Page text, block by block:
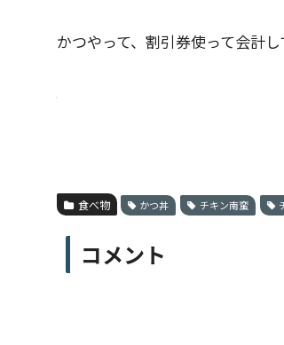
かつやって、割引券使って会計
食べ物 かつ丼 チキン南蛮
コメント